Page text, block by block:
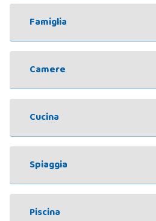
Famiglia
Camere
Cucina
Spiaggia
Piscina